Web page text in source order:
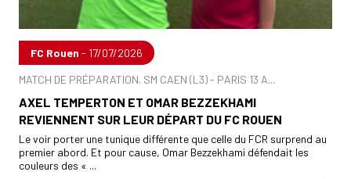
FC Rouen - 17/07/2026
MATCH DE PRÉPARATION. SM CAEN (L3) - PARIS 13 A...
AXEL TEMPERTON ET OMAR BEZZEKHAMI
REVIENNENT SUR LEUR DÉPART DU FC ROUEN
Le voir porter une tunique différente que celle du FCR surprend au
premier abord. Et pour cause, Omar Bezzekhami défendait les
couleurs des « ...